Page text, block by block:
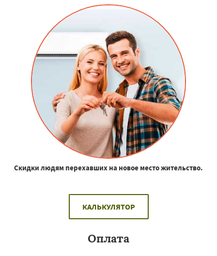
Скидки людям перехавших на новое место жительство.
КАЛЬКУЛЯТОР
Оплата